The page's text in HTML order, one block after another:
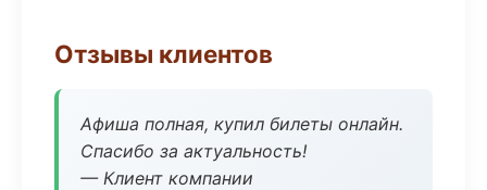
Отзывы клиентов
Афиша полная, купил билеты онлайн.
Спасибо за актуальность!
— Клиент компании